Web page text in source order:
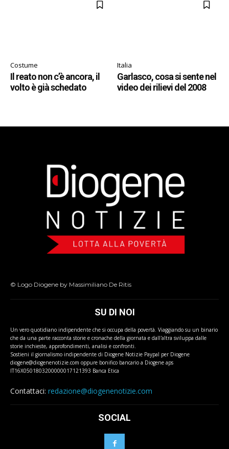
Costume
Il reato non c’è ancora, il
volto è già schedato
Italia
Garlasco, cosa si sente nel
video dei rilievi del 2008
© Logo Diogene by Massimiliano De Ritis
SU DI NOI
Un vero quotidiano indipendente che si occupa della povertà. Viaggiando su un binario
che da una parte racconta storie e cronache della giornata e dall'altra sviluppa dalle
storie inchieste, approfondimenti, analisi e confronti.
Sostieni il giornalismo indipendente di Diogene Notizie Paypal per Diogene
diogene@diogenenotizie.com oppure bonifico bancario a Diogene aps
IT16X0501803200000017121393 Banca Etica
Contattaci: redazione@diogenenotizie.com
SOCIAL